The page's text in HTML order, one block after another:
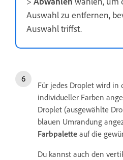
Auswahl zu entfernen,
Auswahl triffst.
Für jedes Droplet wird in
individueller Farben
Droplet (ausgewählte
blauen Umrandung
Farbpalette auf die
Du kannst auch den